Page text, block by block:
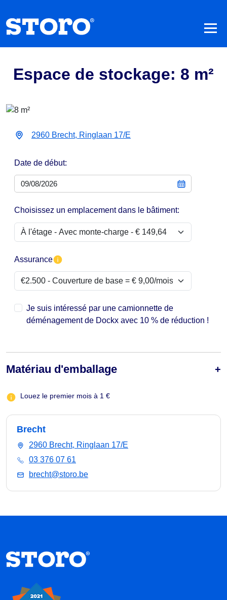
Espace de stockage: 8 m²
2960 Brecht, Ringlaan 17/E
Date de début:
Choisissez un emplacement dans le bâtiment:
Assurance
Je suis intéressé par une camionnette de
déménagement de Dockx avec 10 % de réduction !
Matériau d'emballage
Louez le premier mois à 1 €
Brecht
2960 Brecht, Ringlaan 17/E
03 376 07 61
brecht@storo.be